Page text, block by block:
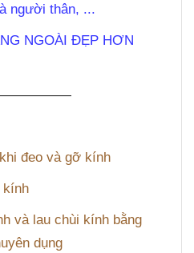
người thân, ...
NGOÀI ĐẸP HƠN
đeo và gỡ kính
kính
và lau chùi kính bằng
dụng